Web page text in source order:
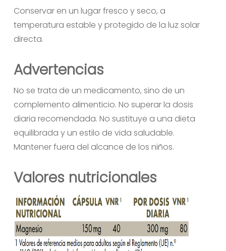
No hay productos en el carrito.
Conservar en un lugar fresco y seco, a
temperatura estable y protegido de la luz solar
directa.
Advertencias
No se trata de un medicamento, sino de un
complemento alimenticio. No superar la dosis
diaria recomendada. No sustituye a una dieta
equilibrada y un estilo de vida saludable.
Mantener fuera del alcance de los niños.
Valores nutricionales